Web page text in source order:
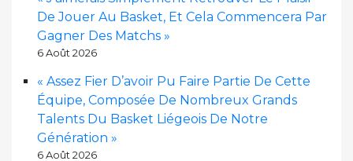
De Jouer Au Basket, Et Cela Commencera Par
Gagner Des Matchs »
6 Août 2026
« Assez Fier D’avoir Pu Faire Partie De Cette
Équipe, Composée De Nombreux Grands
Talents Du Basket Liégeois De Notre
Génération »
6 Août 2026